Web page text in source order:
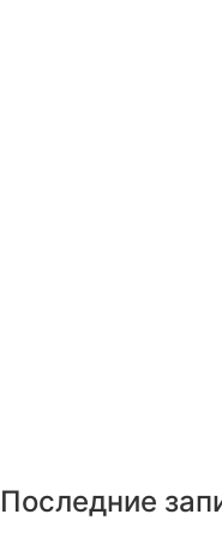
Последние